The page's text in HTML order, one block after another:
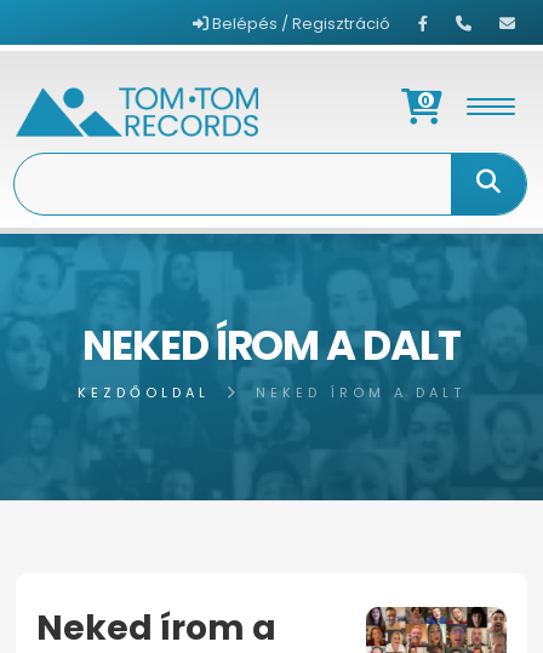
Belépés / Regisztráció
0
NEKED ÍROM A DALT
KEZDŐOLDAL NEKED ÍROM A DALT
Neked írom a